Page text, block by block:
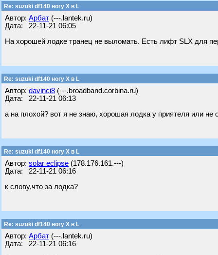
Re: suzuki df140 ногу X в L
Автор: Арбат (---.lantek.ru)
Дата: 22-11-21 06:05
На хорошей лодке транец не выломать. Есть лифт SLX для
Re: suzuki df140 ногу X в L
Автор: davinci8 (---.broadband.corbina.ru)
Дата: 22-11-21 06:13
а на плохой? вот я не знаю, хорошая лодка у приятеля или не
Re: suzuki df140 ногу X в L
Автор: solar eclipse (178.176.161.---)
Дата: 22-11-21 06:16
к слову,что за лодка?
Re: suzuki df140 ногу X в L
Автор: Арбат (---.lantek.ru)
Дата: 22-11-21 06:16